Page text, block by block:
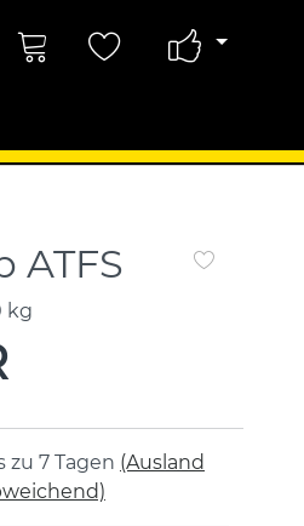
ATFS
kg
zu 7 Tagen (Ausland